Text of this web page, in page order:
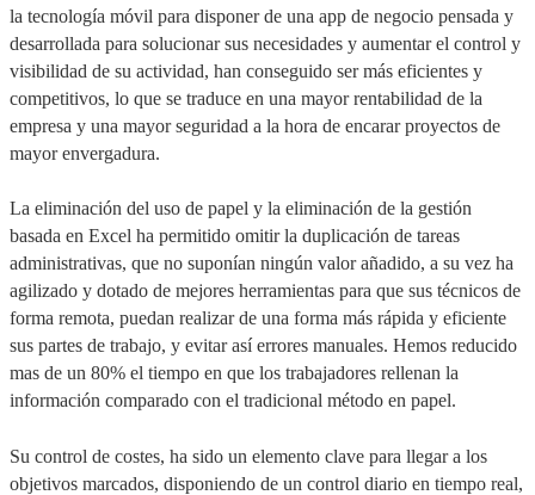
la tecnología móvil para disponer de una app de negocio pensada y
desarrollada para solucionar sus necesidades y aumentar el control y
visibilidad de su actividad, han conseguido ser más eficientes y
competitivos, lo que se traduce en una mayor rentabilidad de la
empresa y una mayor seguridad a la hora de encarar proyectos de
mayor envergadura.
La eliminación del uso de papel y la eliminación de la gestión
basada en Excel ha permitido omitir la duplicación de tareas
administrativas, que no suponían ningún valor añadido, a su vez ha
agilizado y dotado de mejores herramientas para que sus técnicos de
forma remota, puedan realizar de una forma más rápida y eficiente
sus partes de trabajo, y evitar así errores manuales. Hemos reducido
mas de un 80% el tiempo en que los trabajadores rellenan la
información comparado con el tradicional método en papel.
Su control de costes, ha sido un elemento clave para llegar a los
objetivos marcados, disponiendo de un control diario en tiempo real,